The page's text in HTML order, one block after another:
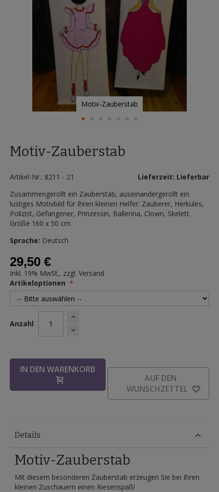
Motiv-Zauberstab
der
Motiv-Zauberstab
Artikel-Nr.: 8211 - 21
Lieferzeit: Lieferbar
Zusammengerollt ein Zauberstab, auseinandergerollt ein
lustiges Motivbild für Ihren kleinen Helfer: Zauberer, Herkules,
Polizist, Gefangener, Prinzessin, Ballerina, Clown, Skelett.
Größe 160 x 50 cm.
Sprache: Deutsch
29,50 €
Inkl. 19% MwSt., zzgl. Versand
Artikeloptionen
Anzahl
IN DEN WARENKORB
AUF DEN
WUNSCHZETTEL
Details
Motiv-Zauberstab
Mit diesem besonderen Zauberstab erzeugen Sie bei Ihren
kleinen Zuschauern einen Riesenspaß!